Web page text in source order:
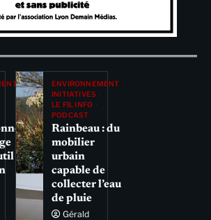
ENVIRONNEMENT
INITIATIVES
LE FIL INFO
PODCAST
Rainbeau : du
mobilier
urbain
capable de
collecter l’eau
de pluie
Gérald